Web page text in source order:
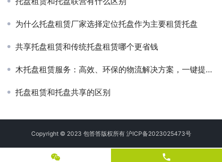
为什么托盘租赁厂家选择定位托盘作为主要租赁托盘
共享托盘租赁和传统托盘租赁哪个更省钱
木托盘租赁服务：高效、环保的物流解决方案，一键提升仓储效率！
托盘租赁和托盘共享的区别
Copyright © 2023 包答答版权所有 沪ICP备2023025473号
phone